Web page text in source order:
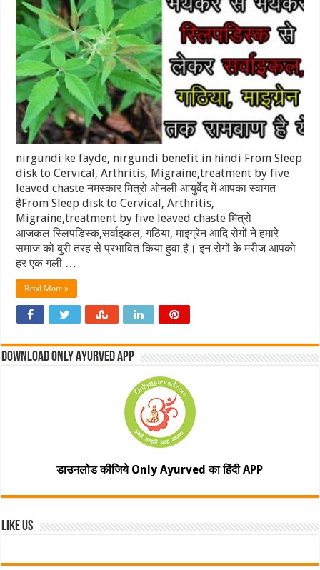
nirgundi ke fayde, nirgundi benefit in hindi From Sleep
disk to Cervical, Arthritis, Migraine,treatment by five
leaved chaste नमस्कार मित्रो ओनली आयुर्वेद में आपका स्वागत
हैFrom Sleep disk to Cervical, Arthritis,
Migraine,treatment by five leaved chaste मित्रो
आजकल स्लिपडिस्क,सर्वाइकल, गठिया, माइग्रेन आदि रोगों ने हमारे
समाज को बुरी तरह से प्रभावित किया हुवा है। इन रोगों के मरीज आपको
हर एक गली …
Read More »
Download Only Ayurved App
डाउनलोड कीजिये Only Ayurved का हिंदी APP
Like Us